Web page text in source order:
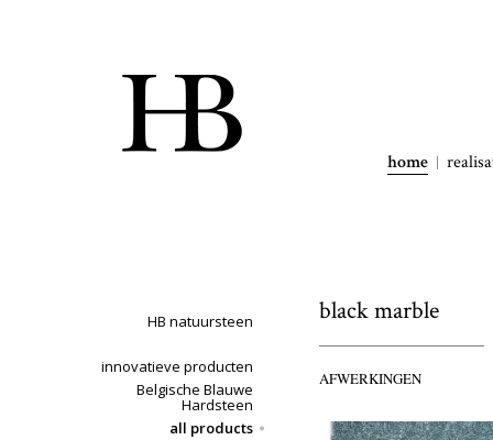
home
HB natuursteen
innovatieve producten
Belgische Blauwe
Hardsteen
all products
black marble
AFWERKINGEN